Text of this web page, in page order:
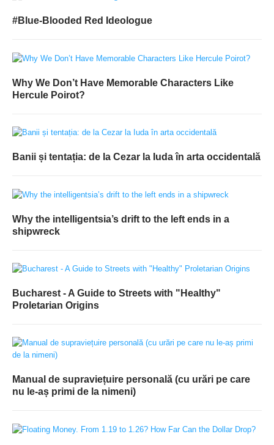
#Blue-Blooded Red Ideologue
Why We Don’t Have Memorable Characters Like
Hercule Poirot?
Banii și tentația: de la Cezar la Iuda în arta occidentală
Why the intelligentsia’s drift to the left ends in a
shipwreck
Bucharest - A Guide to Streets with "Healthy"
Proletarian Origins
Manual de supraviețuire personală (cu urări pe care
nu le-aș primi de la nimeni)